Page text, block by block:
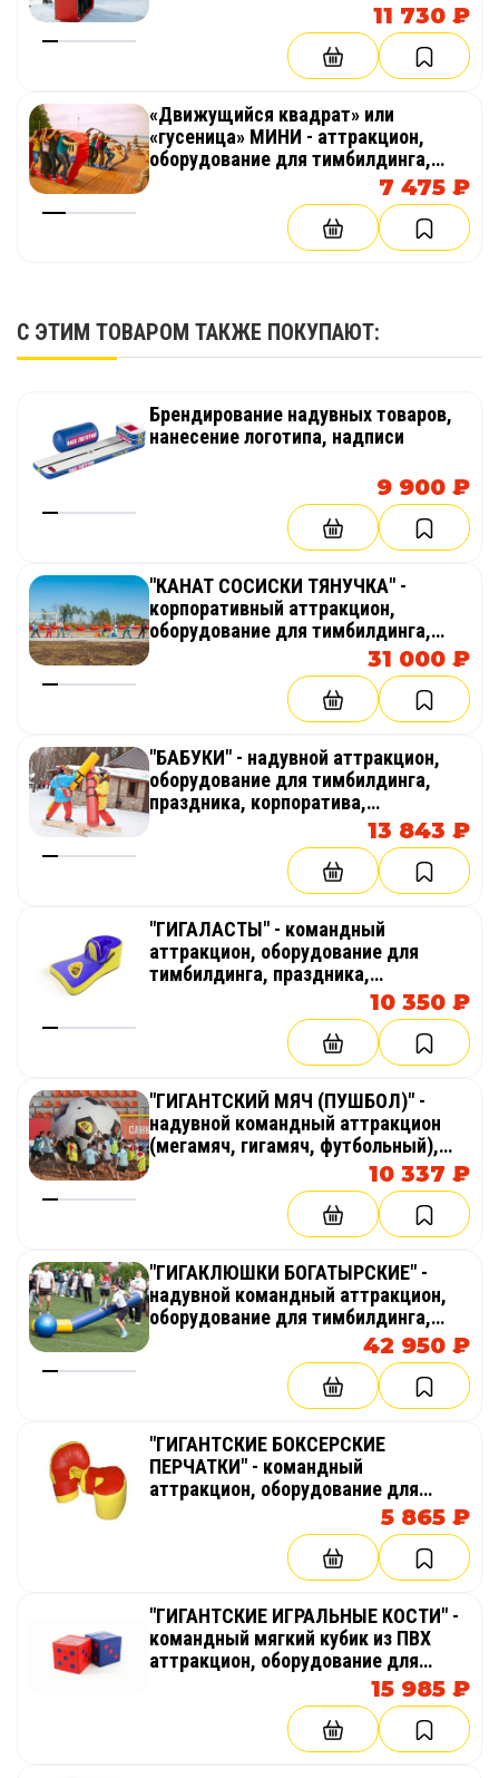
соревнований, веселых стартов,
эстафет, полосы препятствий
11 730 ₽
«Движущийся квадрат» или
«гусеница» МИНИ - аттракцион,
оборудование для тимбилдинга,
соревнований, веселых стартов,
7 475 ₽
С ЭТИМ ТОВАРОМ ТАКЖЕ ПОКУПАЮТ:
Брендирование надувных товаров,
нанесение логотипа, надписи
9 900 ₽
"КАНАТ СОСИСКИ ТЯНУЧКА" -
корпоративный аттракцион,
оборудование для тимбилдинга,
соревнований, веселых стартов,
31 000 ₽
"БАБУКИ" - надувной аттракцион,
оборудование для тимбилдинга,
праздника, корпоратива,
соревнований, веселых стартов,
13 843 ₽
"ГИГАЛАСТЫ" - командный
аттракцион, оборудование для
тимбилдинга, праздника,
корпоратива, соревнований,
веселых стартов, эстафет
10 350 ₽
"ГИГАНТСКИЙ МЯЧ (ПУШБОЛ)" -
надувной командный аттракцион
(мегамяч, гигамяч, футбольный),
оборудование для тимбилдинга,
праздника, корпоратива,
соревнований, веселых стартов,
10 337 ₽
"ГИГАКЛЮШКИ БОГАТЫРСКИЕ" -
надувной командный аттракцион,
оборудование для тимбилдинга,
праздника, корпоратива,
соревнований, веселых стартов,
42 950 ₽
"ГИГАНТСКИЕ БОКСЕРСКИЕ
ПЕРЧАТКИ" - командный
аттракцион, оборудование для
корпоратива, соревнований,
веселых стартов, эстафет
5 865 ₽
"ГИГАНТСКИЕ ИГРАЛЬНЫЕ КОСТИ" -
командный мягкий кубик из ПВХ
аттракцион, оборудование для
корпоратива, соревнований,
веселых стартов, эстафет
15 985 ₽